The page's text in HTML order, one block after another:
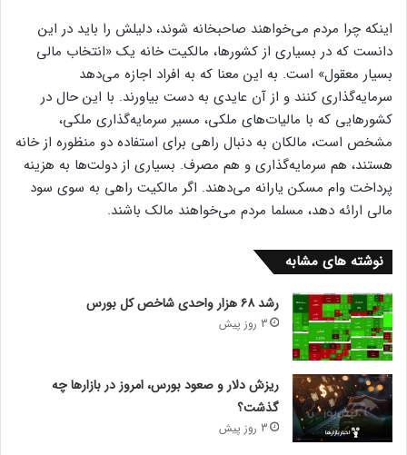
اینکه چرا مردم می‌‌‌‌خواهند صاحبخانه شوند، دلیلش را باید در این
دانست که در بسیاری از کشورها، مالکیت خانه یک «انتخاب مالی
بسیار معقول» است. به این معنا که به افراد اجازه می‌دهد
سرمایه‌‌‌‌گذاری کنند و از آن عایدی به دست بیاورند. با این حال در
کشورهایی که با مالیات‌‌‌‌های ملکی، مسیر سرمایه‌‌‌‌گذاری ملکی،
مشخص است، مالکان به دنبال راهی برای استفاده دو منظوره از خانه
هستند، هم سرمایه‌‌‌‌گذاری و هم مصرف. بسیاری از دولت‌‌‌‌ها به هزینه
پرداخت وام مسکن یارانه می‌دهند. اگر مالکیت راهی به سوی سود
مالی ارائه دهد، مسلما مردم می‌‌‌‌خواهند مالک باشند.
نوشته های مشابه
رشد ۶۸ هزار واحدی شاخص کل بورس
3 روز پیش
ریزش دلار و صعود بورس، امروز در بازارها چه
گذشت؟
3 روز پیش